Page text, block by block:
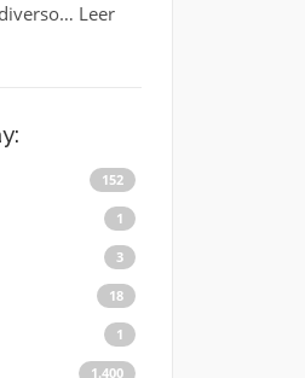
Leer
152
1
3
18
1
1.400